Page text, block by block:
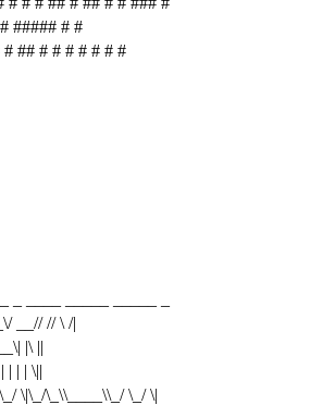
##### # #
## # # # # # # #
__// // \ /|
|\ ||
| | | \||
\|\_/\_\\____\\_/ \_/ \|